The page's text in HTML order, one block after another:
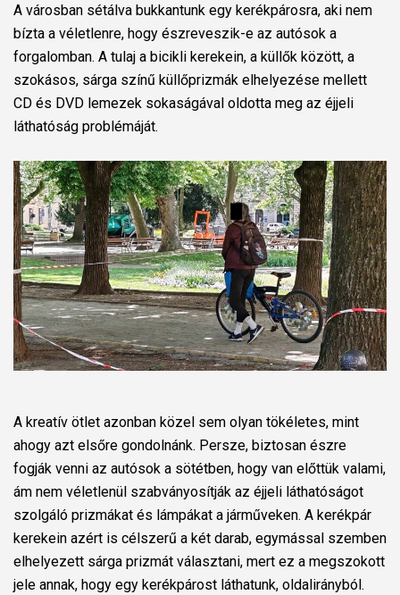
A városban sétálva bukkantunk egy kerékpárosra, aki nem
bízta a véletlenre, hogy észreveszik-e az autósok a
forgalomban. A tulaj a bicikli kerekein, a küllők között, a
szokásos, sárga színű küllőprizmák elhelyezése mellett
CD és DVD lemezek sokaságával oldotta meg az éjjeli
láthatóság problémáját.
A kreatív ötlet azonban közel sem olyan tökéletes, mint
ahogy azt elsőre gondolnánk. Persze, biztosan észre
fogják venni az autósok a sötétben, hogy van előttük valami,
ám nem véletlenül szabványosítják az éjjeli láthatóságot
szolgáló prizmákat és lámpákat a járműveken. A kerékpár
kerekein azért is célszerű a két darab, egymással szemben
elhelyezett sárga prizmát választani, mert ez a megszokott
jele annak, hogy egy kerékpárost láthatunk, oldalirányból.